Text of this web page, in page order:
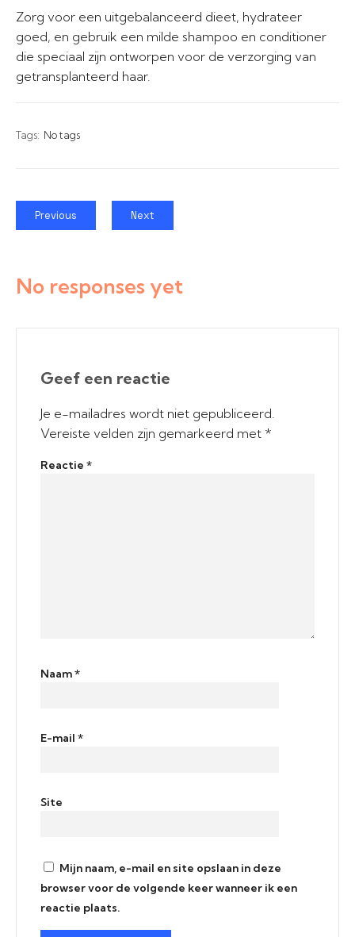
Zorg voor een uitgebalanceerd dieet, hydrateer
goed, en gebruik een milde shampoo en conditioner
die speciaal zijn ontworpen voor de verzorging van
getransplanteerd haar.
Tags: No tags
Previous Next
No responses yet
Geef een reactie
Je e-mailadres wordt niet gepubliceerd.
Vereiste velden zijn gemarkeerd met *
Reactie *
Naam*
E-mail *
Site
Mijn naam, e-mail en site opslaan in deze
browser voor de volgende keer wanneer ik een
reactie plaats.